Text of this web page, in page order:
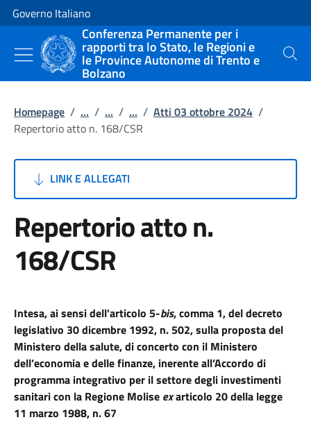
Vai al contenuto
Vai alla navigazione del sito
Governo Italiano
Conferenza Permanente per i
rapporti tra lo Stato, le Regioni e
le Province Autonome di Trento e
Bolzano
Cerca
Homepage / ... / ... / ... / Atti 03 ottobre 2024 /
Repertorio atto n. 168/CSR
LINK E ALLEGATI
Repertorio atto n.
168/CSR
Intesa, ai sensi dell’articolo 5-bis, comma 1, del decreto
legislativo 30 dicembre 1992, n. 502, sulla proposta del
Ministero della salute, di concerto con il Ministero
dell’economia e delle finanze, inerente all’Accordo di
programma integrativo per il settore degli investimenti
sanitari con la Regione Molise exarticolo 20 della legge
11 marzo 1988, n. 67